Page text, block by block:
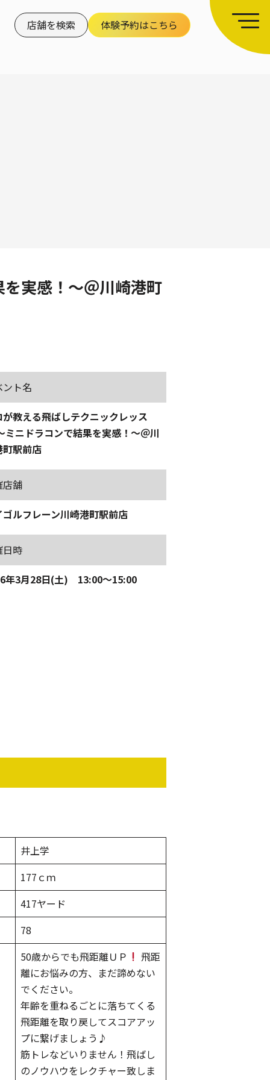
店舗を検索 体験予約はこちら
実感！～＠川崎港町
ト名
教える飛ばしテクニックレッス
ミニドラコンで結果を実感！～＠川
町駅前店
店舗
ルフレーン川崎港町駅前店
日時
年3月28日(土) 13:00～15:00
井上学
177ｃｍ
417ヤード
78
50歳からでも飛距離ＵＰ
飛距
離にお悩みの方、まだ諦めない
でください。
年齢を重ねるごとに落ちてくる
飛距離を取り戻してスコアアッ
プに繋げましょう♪
筋トレなどいりません！飛ばし
のノウハウをレクチャー致しま